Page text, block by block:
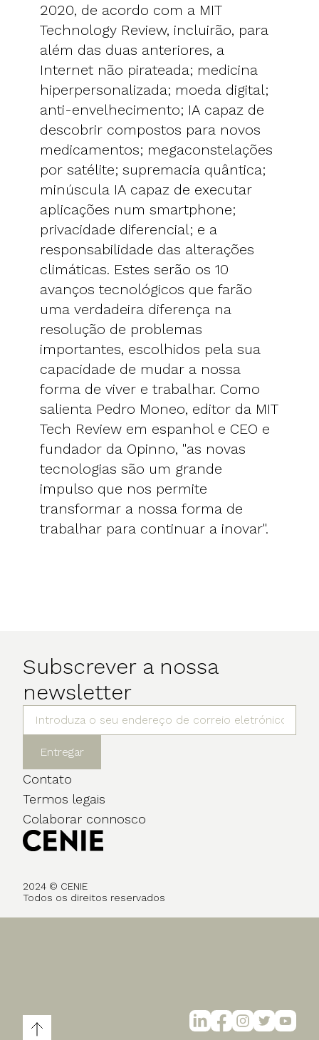
2020, de acordo com a MIT
Technology Review, incluirão, para
além das duas anteriores, a
Internet não pirateada; medicina
hiperpersonalizada; moeda digital;
anti-envelhecimento; IA capaz de
descobrir compostos para novos
medicamentos; megaconstelações
por satélite; supremacia quântica;
minúscula IA capaz de executar
aplicações num smartphone;
privacidade diferencial; e a
responsabilidade das alterações
climáticas. Estes serão os 10
avanços tecnológicos que farão
uma verdadeira diferença na
resolução de problemas
importantes, escolhidos pela sua
capacidade de mudar a nossa
forma de viver e trabalhar. Como
salienta Pedro Moneo, editor da MIT
Tech Review em espanhol e CEO e
fundador da Opinno, "as novas
tecnologias são um grande
impulso que nos permite
transformar a nossa forma de
trabalhar para continuar a inovar".
Subscrever a nossa
newsletter
Entregar
Contato
Termos legais
Colaborar connosco
2024 © CENIE
Todos os direitos reservados